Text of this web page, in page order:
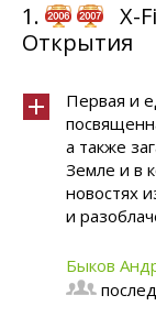
1.
X-
Открытия
Первая и
а также
Земле и в
новостях
и
Быков